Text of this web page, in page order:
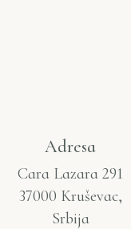
Adresa
Cara Lazara 291
37000 Kruševac,
Srbija